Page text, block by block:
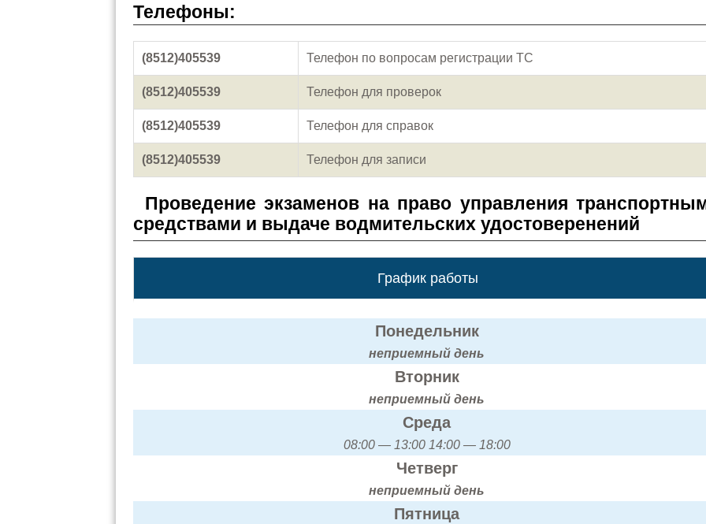
Телефоны:
(8512)405539 Телефон по вопросам регистрации ТС
(8512)405539 Телефон для проверок
(8512)405539 Телефон для справок
(8512)405539 Телефон для записи
Проведение экзаменов на право управления
средствами и выдаче водмительских удостоверенений
График работы
Понедельник
неприемный день
Вторник
неприемный день
Среда
08:00 — 13:00 14:00 — 18:00
Четверг
неприемный день
Пятница